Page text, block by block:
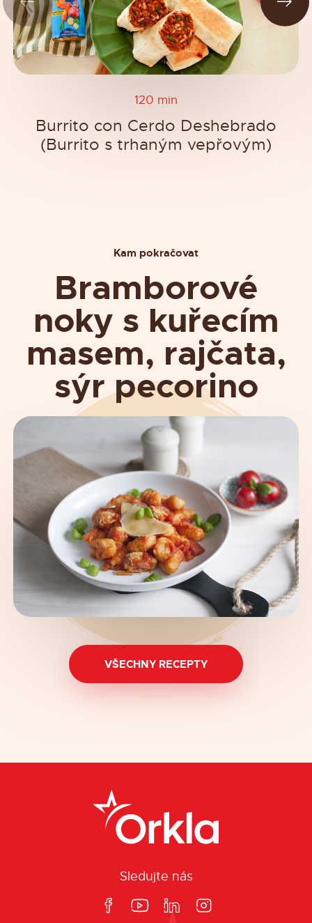
120 min
Burrito con Cerdo Deshebrado
(Burrito s trhaným vepřovým)
Kam pokračovat
Bramborové
noky s kuřecím
masem, rajčata,
sýr pecorino
VŠECHNY RECEPTY
Sledujte nás